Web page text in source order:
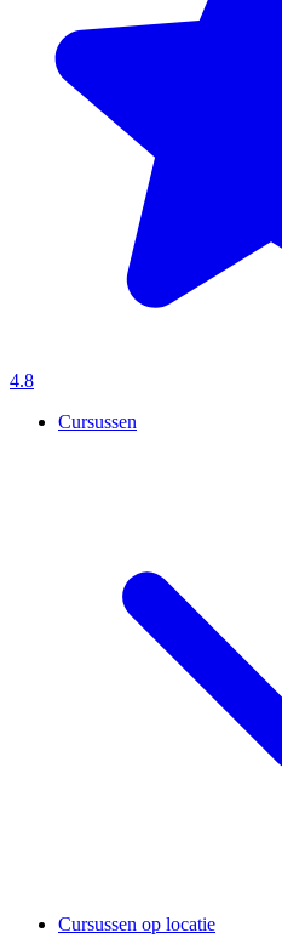
4.8
Cursussen
Cursussen op locatie